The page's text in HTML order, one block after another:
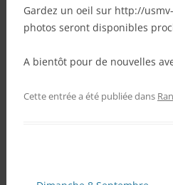
Gardez un oeil sur http://
photos seront disponibles
A bientôt pour de nouvelles
Cette entrée a été publiée dans